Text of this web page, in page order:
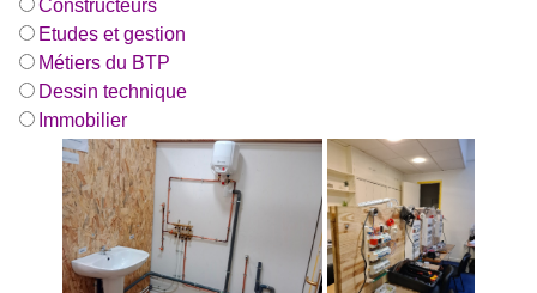
Constructeurs
Etudes et gestion
Métiers du BTP
Dessin technique
Immobilier